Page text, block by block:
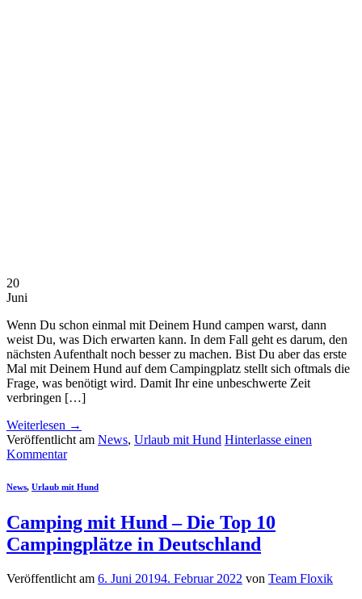
20
Juni
Wenn Du schon einmal mit Deinem Hund campen warst, dann
weist Du, was Dich erwarten kann. In dem Fall geht es darum, den
nächsten Aufenthalt noch besser zu machen. Bist Du aber das erste
Mal mit Deinem Hund auf dem Campingplatz stellt sich oftmals die
Frage, was benötigt wird. Damit Ihr eine unbeschwerte Zeit
verbringen […]
Weiterlesen →
Veröffentlicht am News, Urlaub mit Hund Hinterlasse einen
Kommentar
News, Urlaub mit Hund
Camping mit Hund – Die Top 10
Campingplätze in Deutschland
Veröffentlicht am 6. Juni 20194. Februar 2022 von Team Floxik